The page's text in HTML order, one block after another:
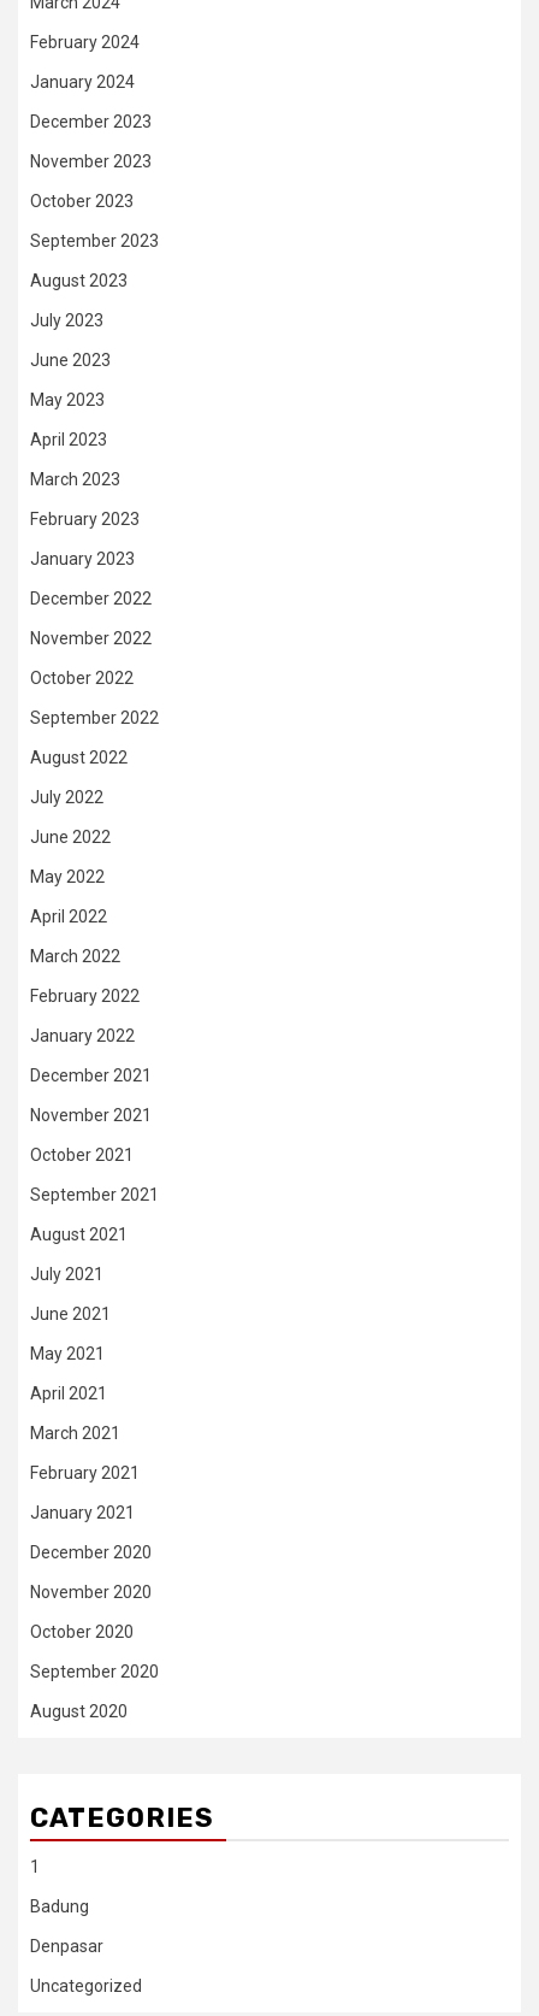
February 2024
January 2024
December 2023
November 2023
October 2023
September 2023
August 2023
July 2023
June 2023
May 2023
April 2023
March 2023
February 2023
January 2023
December 2022
November 2022
October 2022
September 2022
August 2022
July 2022
June 2022
May 2022
April 2022
March 2022
February 2022
January 2022
December 2021
November 2021
October 2021
September 2021
August 2021
July 2021
June 2021
May 2021
April 2021
March 2021
February 2021
January 2021
December 2020
November 2020
October 2020
September 2020
August 2020
CATEGORIES
1
Badung
Denpasar
Uncategorized